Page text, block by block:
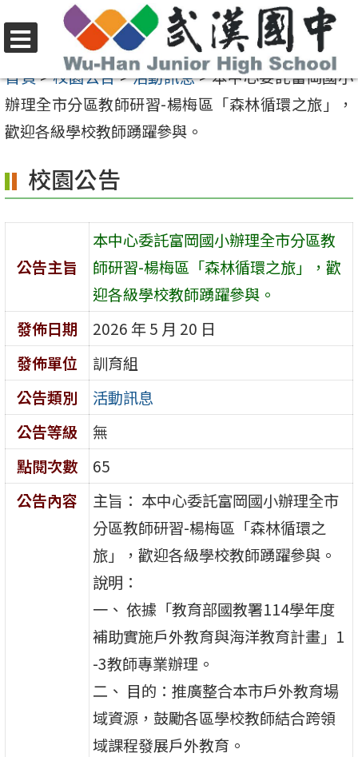
至
要
內
區
選
單
首頁>校園公告>活動訊息>本中心委託富岡國小
辦理全市分區教師研習-楊梅區「森林循環之旅」，
歡迎各級學校教師踴躍參與。
校園公告
公告主旨
本中心委託富岡國小辦理全市分區教
師研習-楊梅區「森林循環之旅」，歡
迎各級學校教師踴躍參與。
發佈日期
2026 年 5 月 20 日
發佈單位
訓育組
公告類別
活動訊息
公告等級
無
點閱次數
65
公告內容
主旨： 本中心委託富岡國小辦理全市
分區教師研習-楊梅區「森林循環之
旅」，歡迎各級學校教師踴躍參與。
說明：
一、 依據「教育部國教署114學年度
補助實施戶外教育與海洋教育計畫」1
-3教師專業辦理。
二、 目的：推廣整合本市戶外教育場
域資源，鼓勵各區學校教師結合跨領
域課程發展戶外教育。